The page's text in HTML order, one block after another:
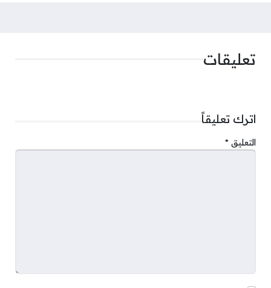
تعليقات
اترك تعليقاً
التعليق *